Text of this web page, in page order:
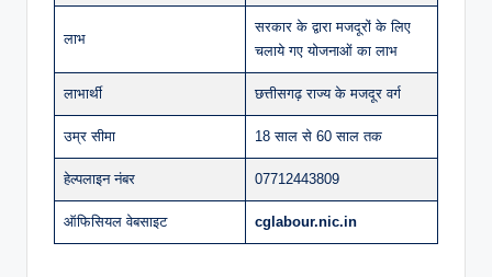
लाभ
सरकार के द्वारा मजदूरों के लिए
चलाये गए योजनाओं का लाभ
लाभार्थी छत्तीसगढ़ राज्य के मजदूर वर्ग
उम्र सीमा 18 साल से 60 साल तक
हेल्पलाइन नंबर 07712443809
ऑफिसियल वेबसाइट cglabour.nic.in